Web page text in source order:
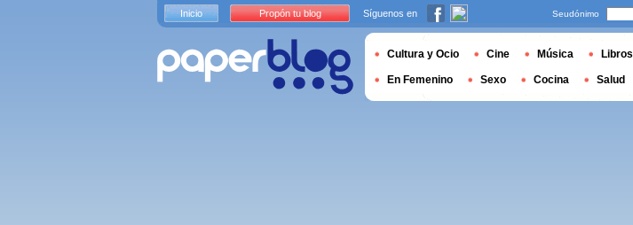
Inicio Propón tu blog Síguenos en Seudónimo
Cultura y Ocio Cine Música Libros
En Femenino Sexo Cocina Salud